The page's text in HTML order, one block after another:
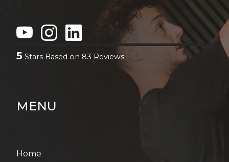
5 Stars Based on 83 Reviews
MENU
Home